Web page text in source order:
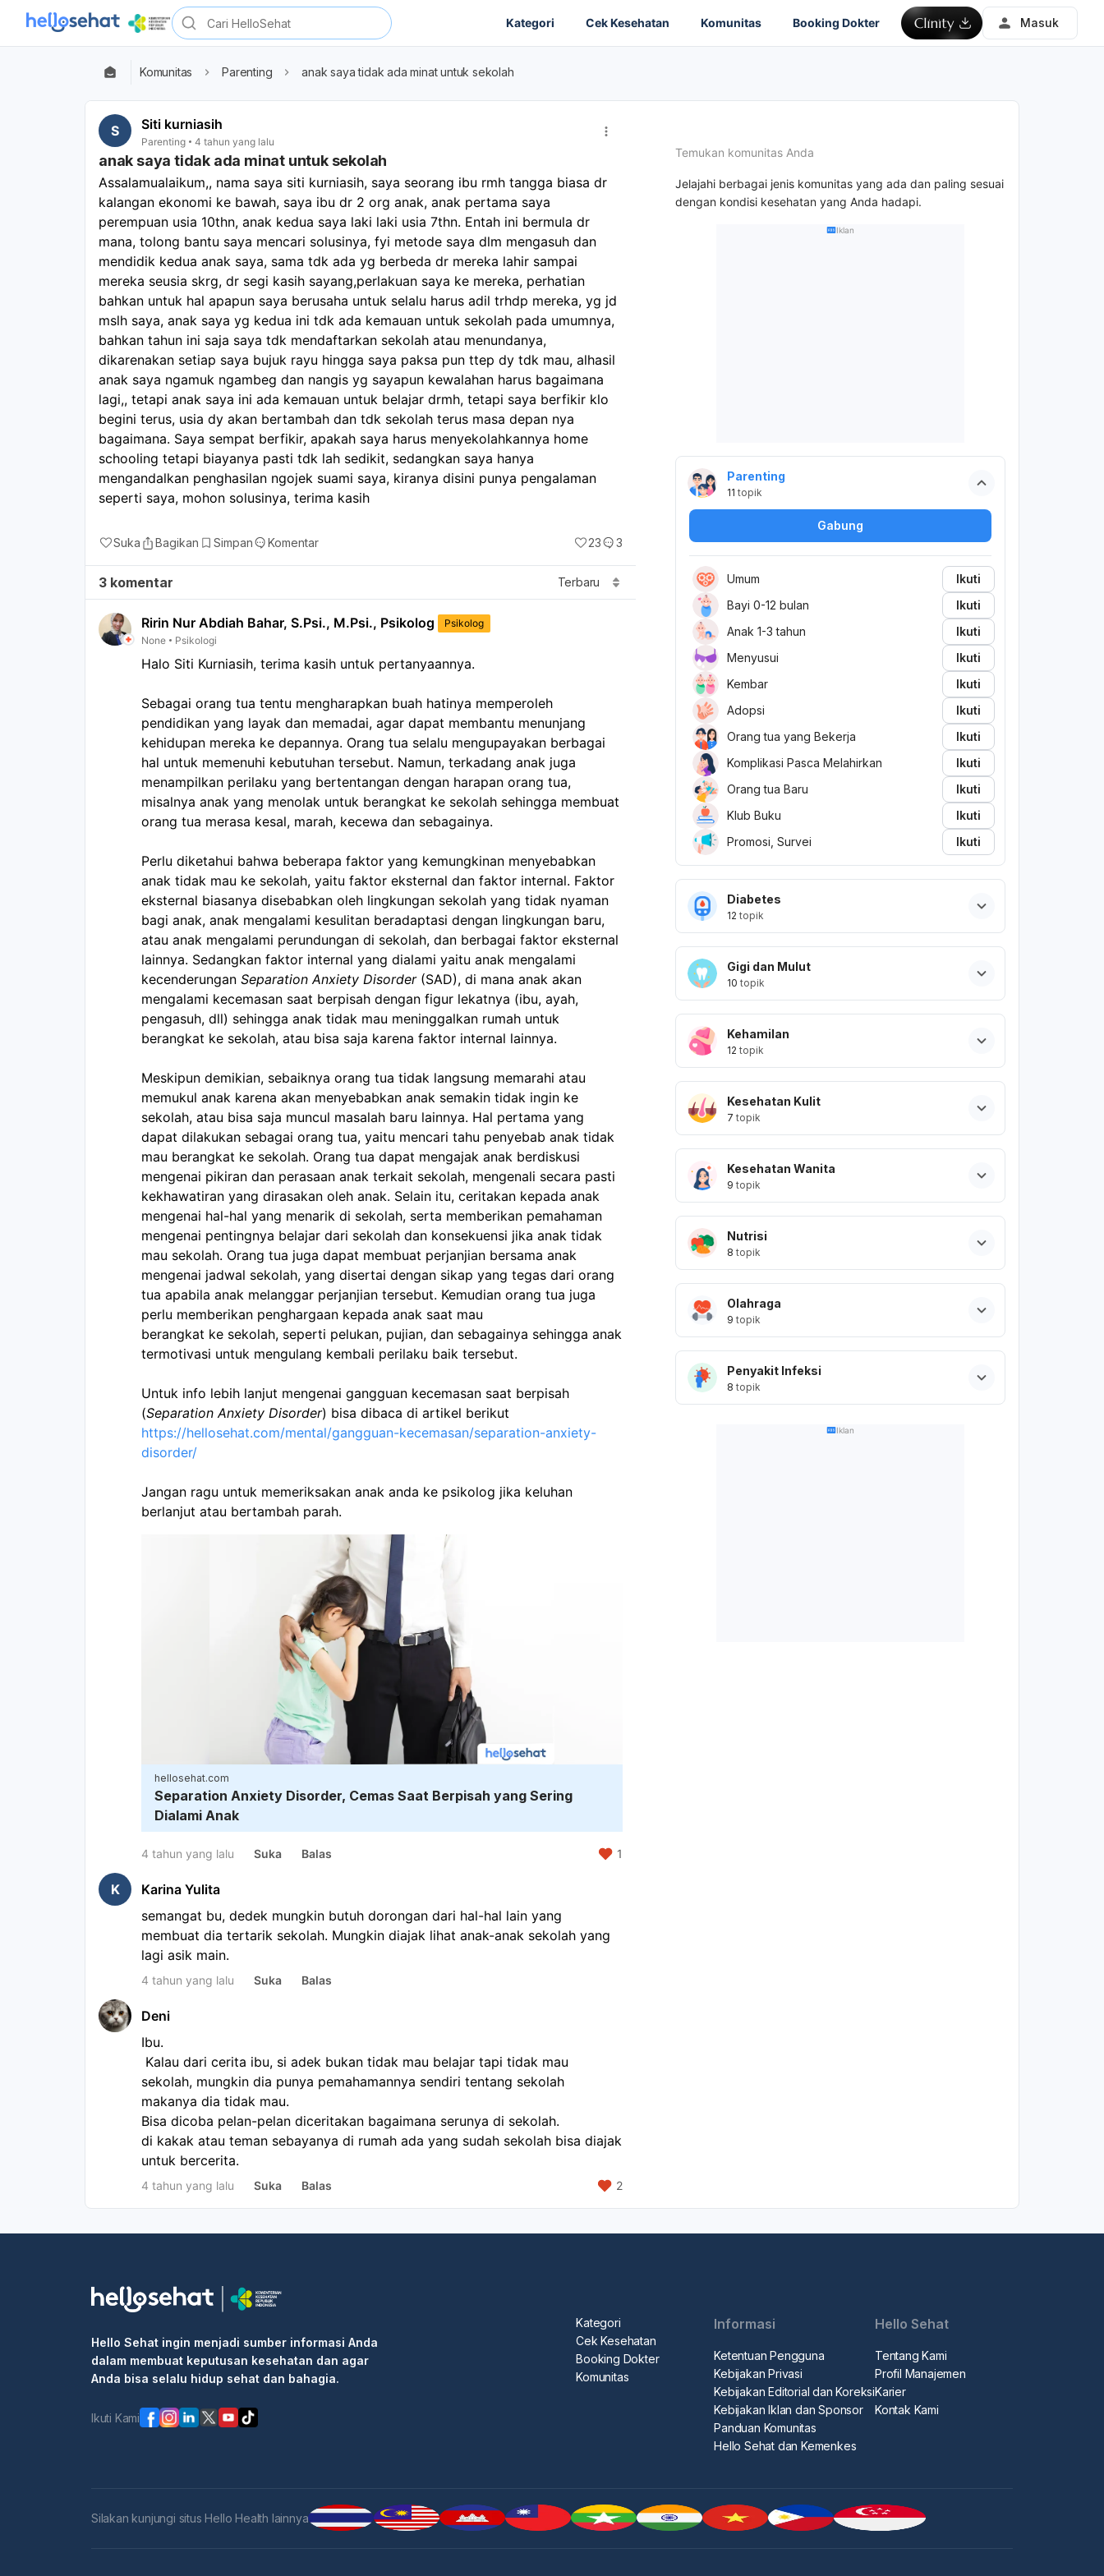
Kategori Cek Kesehatan Komunitas Booking Dokter Masuk
Komunitas Parenting anak saya tidak ada minat untuk sekolah
S Siti kurniasih
Parenting 4 tahun yang lalu
anak saya tidak ada minat untuk sekolah
Assalamualaikum,, nama saya siti kurniasih, saya seorang ibu rmh tangga biasa dr
kalangan ekonomi ke bawah, saya ibu dr 2 org anak, anak pertama saya
perempuan usia 10thn, anak kedua saya laki laki usia 7thn. Entah ini bermula dr
mana, tolong bantu saya mencari solusinya, fyi metode saya dlm mengasuh dan
mendidik kedua anak saya, sama tdk ada yg berbeda dr mereka lahir sampai
mereka seusia skrg, dr segi kasih sayang,perlakuan saya ke mereka, perhatian
bahkan untuk hal apapun saya berusaha untuk selalu harus adil trhdp mereka, yg jd
mslh saya, anak saya yg kedua ini tdk ada kemauan untuk sekolah pada umumnya,
bahkan tahun ini saja saya tdk mendaftarkan sekolah atau menundanya,
dikarenakan setiap saya bujuk rayu hingga saya paksa pun ttep dy tdk mau, alhasil
anak saya ngamuk ngambeg dan nangis yg sayapun kewalahan harus bagaimana
lagi,, tetapi anak saya ini ada kemauan untuk belajar drmh, tetapi saya berfikir klo
begini terus, usia dy akan bertambah dan tdk sekolah terus masa depan nya
bagaimana. Saya sempat berfikir, apakah saya harus menyekolahkannya home
schooling tetapi biayanya pasti tdk lah sedikit, sedangkan saya hanya
mengandalkan penghasilan ngojek suami saya, kiranya disini punya pengalaman
seperti saya, mohon solusinya, terima kasih
Suka Bagikan Simpan Komentar 23 3
3 komentar Terbaru
Ririn Nur Abdiah Bahar, S.Psi., M.Psi., Psikolog
Psikolog
None
Psikologi
Halo Siti Kurniasih, terima kasih untuk pertanyaannya.
Sebagai orang tua tentu mengharapkan buah hatinya memperoleh
pendidikan yang layak dan memadai, agar dapat membantu menunjang
kehidupan mereka ke depannya. Orang tua selalu mengupayakan berbagai
hal untuk memenuhi kebutuhan tersebut. Namun, terkadang anak juga
menampilkan perilaku yang bertentangan dengan harapan orang tua,
misalnya anak yang menolak untuk berangkat ke sekolah sehingga membuat
orang tua merasa kesal, marah, kecewa dan sebagainya.
Perlu diketahui bahwa beberapa faktor yang kemungkinan menyebabkan
anak tidak mau ke sekolah, yaitu faktor eksternal dan faktor internal. Faktor
eksternal biasanya disebabkan oleh lingkungan sekolah yang tidak nyaman
bagi anak, anak mengalami kesulitan beradaptasi dengan lingkungan baru,
atau anak mengalami perundungan di sekolah, dan berbagai faktor eksternal
lainnya. Sedangkan faktor internal yang dialami yaitu anak mengalami
kecenderungan Separation Anxiety Disorder (SAD), di mana anak akan
mengalami kecemasan saat berpisah dengan figur lekatnya (ibu, ayah,
pengasuh, dll) sehingga anak tidak mau meninggalkan rumah untuk
berangkat ke sekolah, atau bisa saja karena faktor internal lainnya.
Meskipun demikian, sebaiknya orang tua tidak langsung memarahi atau
memukul anak karena akan menyebabkan anak semakin tidak ingin ke
sekolah, atau bisa saja muncul masalah baru lainnya. Hal pertama yang
dapat dilakukan sebagai orang tua, yaitu mencari tahu penyebab anak tidak
mau berangkat ke sekolah. Orang tua dapat mengajak anak berdiskusi
mengenai pikiran dan perasaan anak terkait sekolah, mengenali secara pasti
kekhawatiran yang dirasakan oleh anak. Selain itu, ceritakan kepada anak
mengenai hal-hal yang menarik di sekolah, serta memberikan pemahaman
mengenai pentingnya belajar dari sekolah dan konsekuensi jika anak tidak
mau sekolah. Orang tua juga dapat membuat perjanjian bersama anak
mengenai jadwal sekolah, yang disertai dengan sikap yang tegas dari orang
tua apabila anak melanggar perjanjian tersebut. Kemudian orang tua juga
perlu memberikan penghargaan kepada anak saat mau
berangkat ke sekolah, seperti pelukan, pujian, dan sebagainya sehingga anak
termotivasi untuk mengulang kembali perilaku baik tersebut.
Untuk info lebih lanjut mengenai gangguan kecemasan saat berpisah
(Separation Anxiety Disorder
https://hellosehat.com/mental/gangguan-kecemasan/separation-anxiety-
disorder/
Jangan ragu untuk memeriksakan anak anda ke psikolog jika keluhan
berlanjut atau bertambah parah.
hellosehat.com
Separation Anxiety Disorder, Cemas Saat Berpisah yang Sering
Dialami Anak
4 tahun yang lalu Suka Balas 1
K
Karina Yulita
semangat bu, dedek mungkin butuh dorongan dari hal-hal lain yang
membuat dia tertarik sekolah. Mungkin diajak lihat anak-anak sekolah yang
lagi asik main.
4 tahun yang lalu Suka Balas
Deni
Ibu.
sekolah, mungkin dia punya pemahamannya sendiri tentang sekolah
makanya dia tidak mau.
Bisa dicoba pelan-pelan diceritakan bagaimana serunya di sekolah.
di kakak atau teman sebayanya di rumah ada yang sudah sekolah bisa diajak
untuk bercerita.
4 tahun yang lalu Suka Balas 2
Temukan komunitas Anda
Jelajahi berbagai jenis komunitas yang ada dan paling sesuai
dengan kondisi kesehatan yang Anda hadapi.
Iklan
Parenting
11 topik
Gabung
Umum
Ikuti
Bayi 0-12 bulan
Ikuti
Anak 1-3 tahun
Ikuti
Menyusui
Ikuti
Kembar
Ikuti
Adopsi
Ikuti
Orang tua yang Bekerja
Ikuti
Komplikasi Pasca Melahirkan
Ikuti
Orang tua Baru
Ikuti
Klub Buku
Ikuti
Promosi, Survei
Ikuti
Diabetes
12 topik
Gigi dan Mulut
10 topik
Kehamilan
12 topik
Kesehatan Kulit
7 topik
Kesehatan Wanita
9 topik
Nutrisi
8 topik
Olahraga
9 topik
Penyakit Infeksi
8 topik
Iklan
Hello Sehat ingin menjadi sumber informasi Anda
dalam membuat keputusan kesehatan dan agar
Anda bisa selalu hidup sehat dan bahagia.
Ikuti Kami
Kategori
Cek Kesehatan
Booking Dokter
Komunitas
Informasi
Ketentuan Pengguna
Kebijakan Privasi
Kebijakan Editorial dan Koreksi
Kebijakan Iklan dan Sponsor
Panduan Komunitas
Hello Sehat dan Kemenkes
Hello Sehat
Tentang Kami
Profil Manajemen
Karier
Kontak Kami
Silakan kunjungi situs Hello Health lainnya